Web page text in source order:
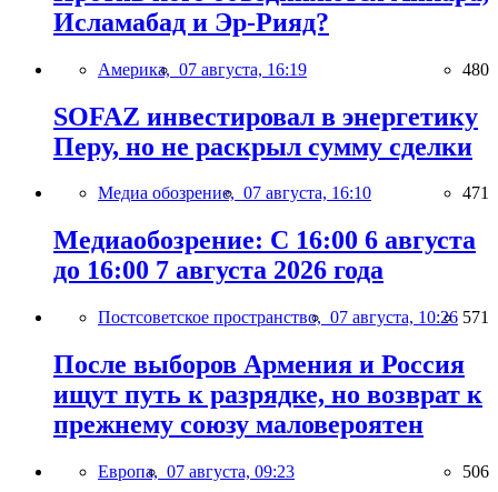
Исламабад и Эр-Рияд?
Америка, 07 августа, 16:19 480
SOFAZ инвестировал в энергетику
Перу, но не раскрыл сумму сделки
Медиа обозрение, 07 августа, 16:10 471
Медиаобозрение: С 16:00 6 августа
до 16:00 7 августа 2026 года
Постсоветское пространство, 07 августа, 10:26 571
После выборов Армения и Россия
ищут путь к разрядке, но возврат к
прежнему союзу маловероятен
Европа, 07 августа, 09:23 506